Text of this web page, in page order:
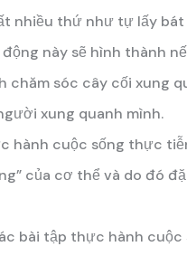
nhiều thứ như tự lấy
này sẽ hình thành
chăm sóc cây cối xung
xung quanh mình.
hành cuộc sống thực
của cơ thể và do đó
bài tập thực hành